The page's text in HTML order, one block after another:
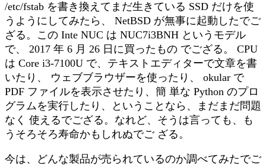
/etc/fstab を書き換えてまだ生きている SSD だけを使
うようにしてみたら、 NetBSD が無事に起動したでご
ざる。この Inte NUC は NUC7i3BNH というモデル
で、 2017 年 6 月 26 日に買ったもの でござる。 CPU
は Core i3-7100U で、テキストエディターで文章を書
いたり、 ウェブブラウザーを使ったり、 okular で
PDF ファイルを表示させたり、簡 単な Python のプロ
グラムを実行したり、ということなら、まだまだ問題
なく 使えるでござる。なれど、そうは言っても、も
うそろそろ寿命かもしれぬでご ざる。
今は、どんな製品が売られているのか調べてみたでご